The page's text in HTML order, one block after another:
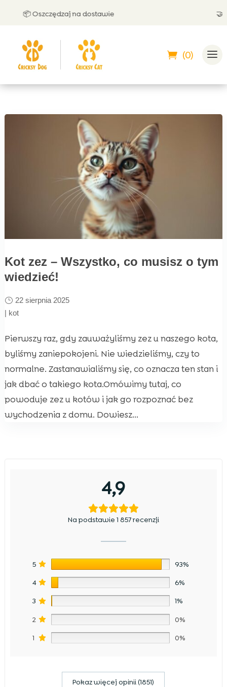
📦 Oszczędzaj na dostawie 🤝
(0)
Kot zez – Wszystko, co musisz o tym
wiedzieć!
22 sierpnia 2025
| kot
Pierwszy raz, gdy zauważyliśmy zez u naszego kota,
byliśmy zaniepokojeni. Nie wiedzieliśmy, czy to
normalne. Zastanawialiśmy się, co oznacza ten stan i
jak dbać o takiego kota.Omówimy tutaj, co
powoduje zez u kotów i jak go rozpoznać bez
wychodzenia z domu. Dowiesz...
4,9
Na podstawie 1 857 recenzji
5 93%
4 6%
3 1%
2 0%
1 0%
Pokaz więcej opinii (1851)